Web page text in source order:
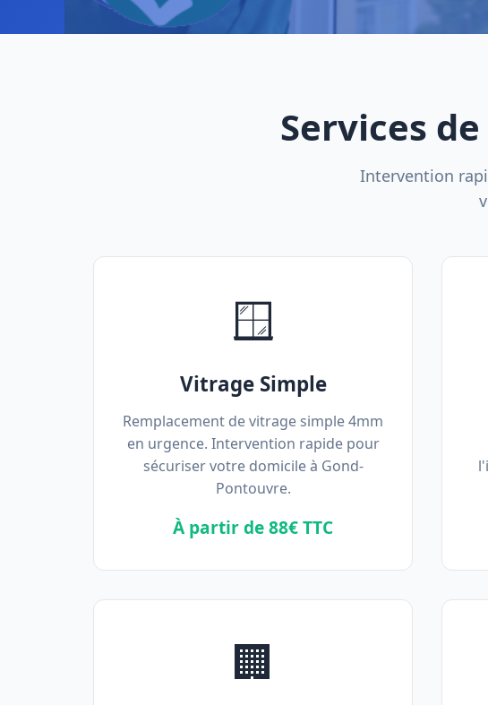
Services
Intervention
🪟
Vitrage Simple
Remplacement de vitrage simple 4mm
en urgence. Intervention rapide pour
sécuriser votre domicile à Gond-
Pontouvre.
À partir de 88€ TTC
🏢